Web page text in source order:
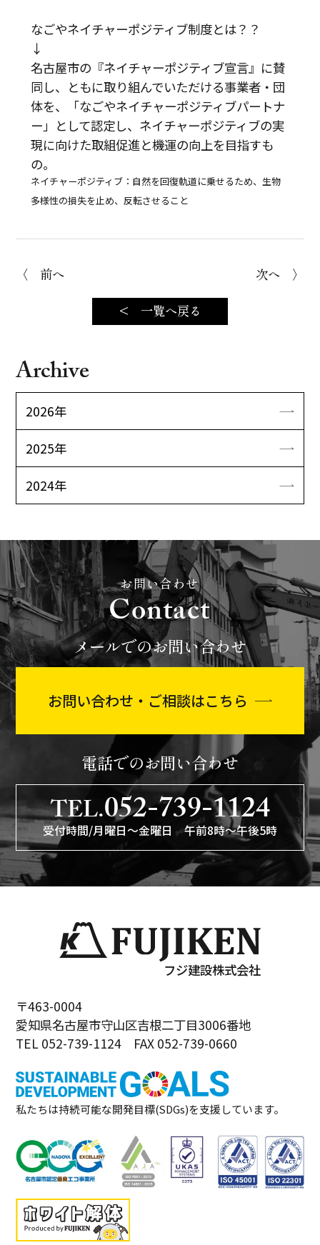
なごやネイチャーポジティブ制度とは？？
↓
名古屋市の『ネイチャーポジティブ宣言』に賛
同し、ともに取り組んでいただける事業者・団
体を、「なごやネイチャーポジティブパートナ
ー」として認定し、ネイチャーポジティブの実
現に向けた取組促進と機運の向上を目指すも
の。
ネイチャーポジティブ：自然を回復軌道に乗せるため、生物
多様性の損失を止め、反転させること
〈 前へ
< 一覧へ戻る
次へ 〉
Archive
2026年
2025年
2024年
お問い合わせ
Contact
メールでのお問い合わせ
お問い合わせ・ご相談はこちら
電話でのお問い合わせ
TEL.052-739-1124
受付時間/月曜日〜金曜日 午前8時〜午後5時
フジ建設株式会社
〒463-0004
愛知県名古屋市守山区吉根二丁目3006番地
TEL 052-739-1124 FAX 052-739-0660
私たちは持続可能な開発目標(SDGs)を支援しています。